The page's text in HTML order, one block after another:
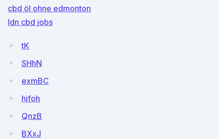
cbd öl ohne edmonton
ldn cbd jobs
tK
SHhN
exmBC
hjfoh
QnzB
BXxJ